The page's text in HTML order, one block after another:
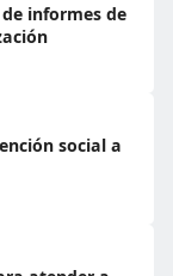
informes de
social a